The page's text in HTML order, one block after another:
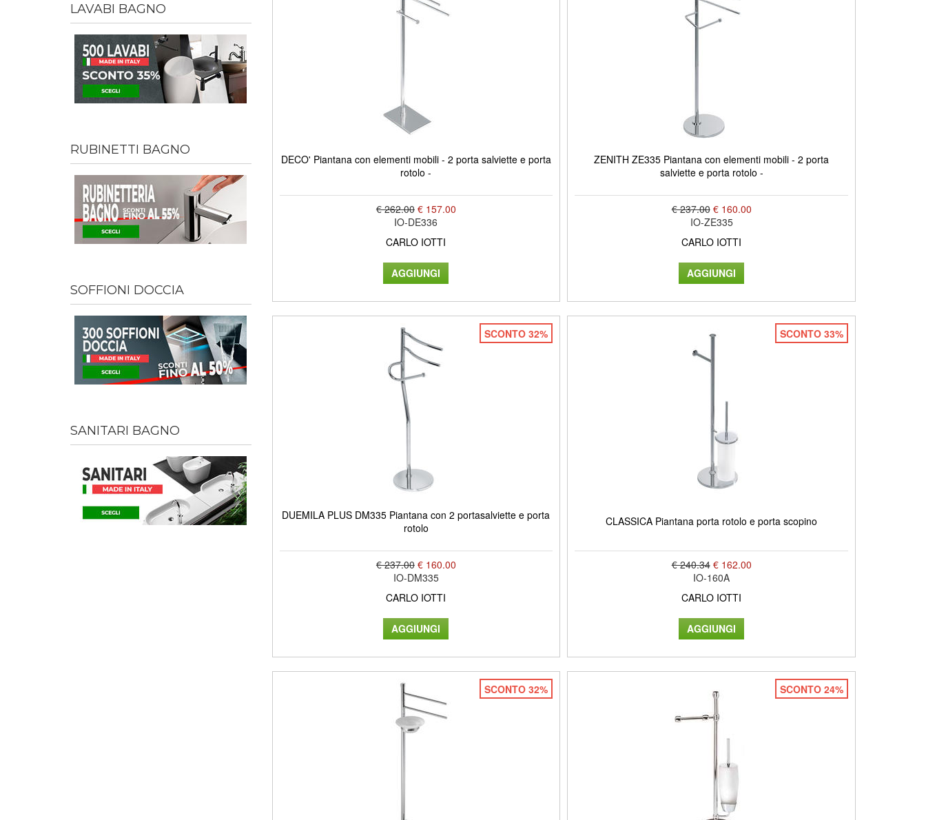
LAVABI BAGNO
RUBINETTI BAGNO
SOFFIONI DOCCIA
SANITARI BAGNO
DECO' Piantana con elementi mobili - 2 porta salviette e porta
rotolo -
€ 262.00 € 157.00
IO-DE336
CARLO IOTTI
ZENITH ZE335 Piantana con elementi mobili - 2 porta
salviette e porta rotolo -
€ 237.00 € 160.00
IO-ZE335
CARLO IOTTI
SCONTO 32%
DUEMILA PLUS DM335 Piantana con 2 portasalviette e porta
rotolo
€ 237.00 € 160.00
IO-DM335
CARLO IOTTI
SCONTO 33%
CLASSICA Piantana porta rotolo e porta scopino
€ 240.34 € 162.00
IO-160A
CARLO IOTTI
SCONTO 32% SCONTO 24%